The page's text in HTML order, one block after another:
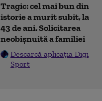
Tragic: cel mai bun din
istorie a murit subit, la
43 de ani. Solicitarea
neobișnuită a familiei
Descarcă aplicația Digi
Sport